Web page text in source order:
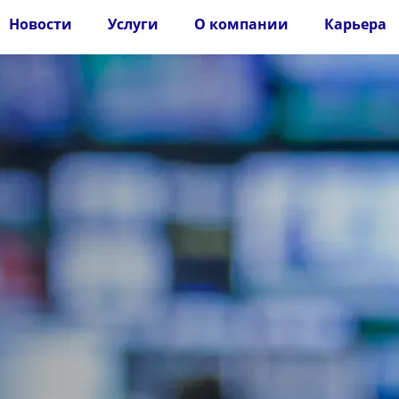
Новости Услуги О компании Карьера